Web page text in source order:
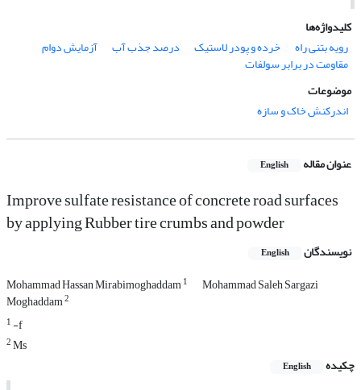
کلیدواژه‌ها
رویه بتنی راه
خرده و پودر لاستیک درصد جذب آب آزمایش دوام
مقاومت در برابر سولفات
موضوعات
اندرکنش خاک و سازه
عنوان مقاله English
Improve sulfate resistance of concrete road surfaces
by applying Rubber tire crumbs and powder
نویسندگان English
Mohammad Hassan Mirabimoghaddam1 Mohammad Saleh Sargazi
Moghaddam2
1 -f
2Ms
چکیده
English